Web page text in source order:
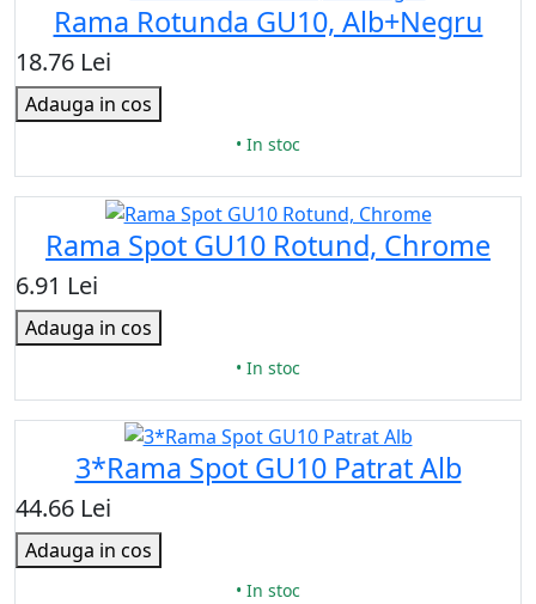
Rama Rotunda GU10, Alb+Negru
18.76 Lei
Adauga in cos
• In stoc
Rama Spot GU10 Rotund, Chrome
6.91 Lei
Adauga in cos
• In stoc
3*Rama Spot GU10 Patrat Alb
44.66 Lei
Adauga in cos
• In stoc